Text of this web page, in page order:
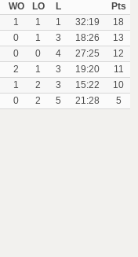
WO LO L
Pts
1 1 1 32:19
18
0 1 3 18:26
13
0 0 4 27:25
12
2 1 3 19:20
11
1 2 3 15:22
10
0 2 5 21:28 5